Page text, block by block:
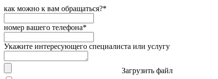
как можно к вам обращаться?*
номер вашего телефона*
Укажите интересующего специалиста или услугу
Загрузить файл